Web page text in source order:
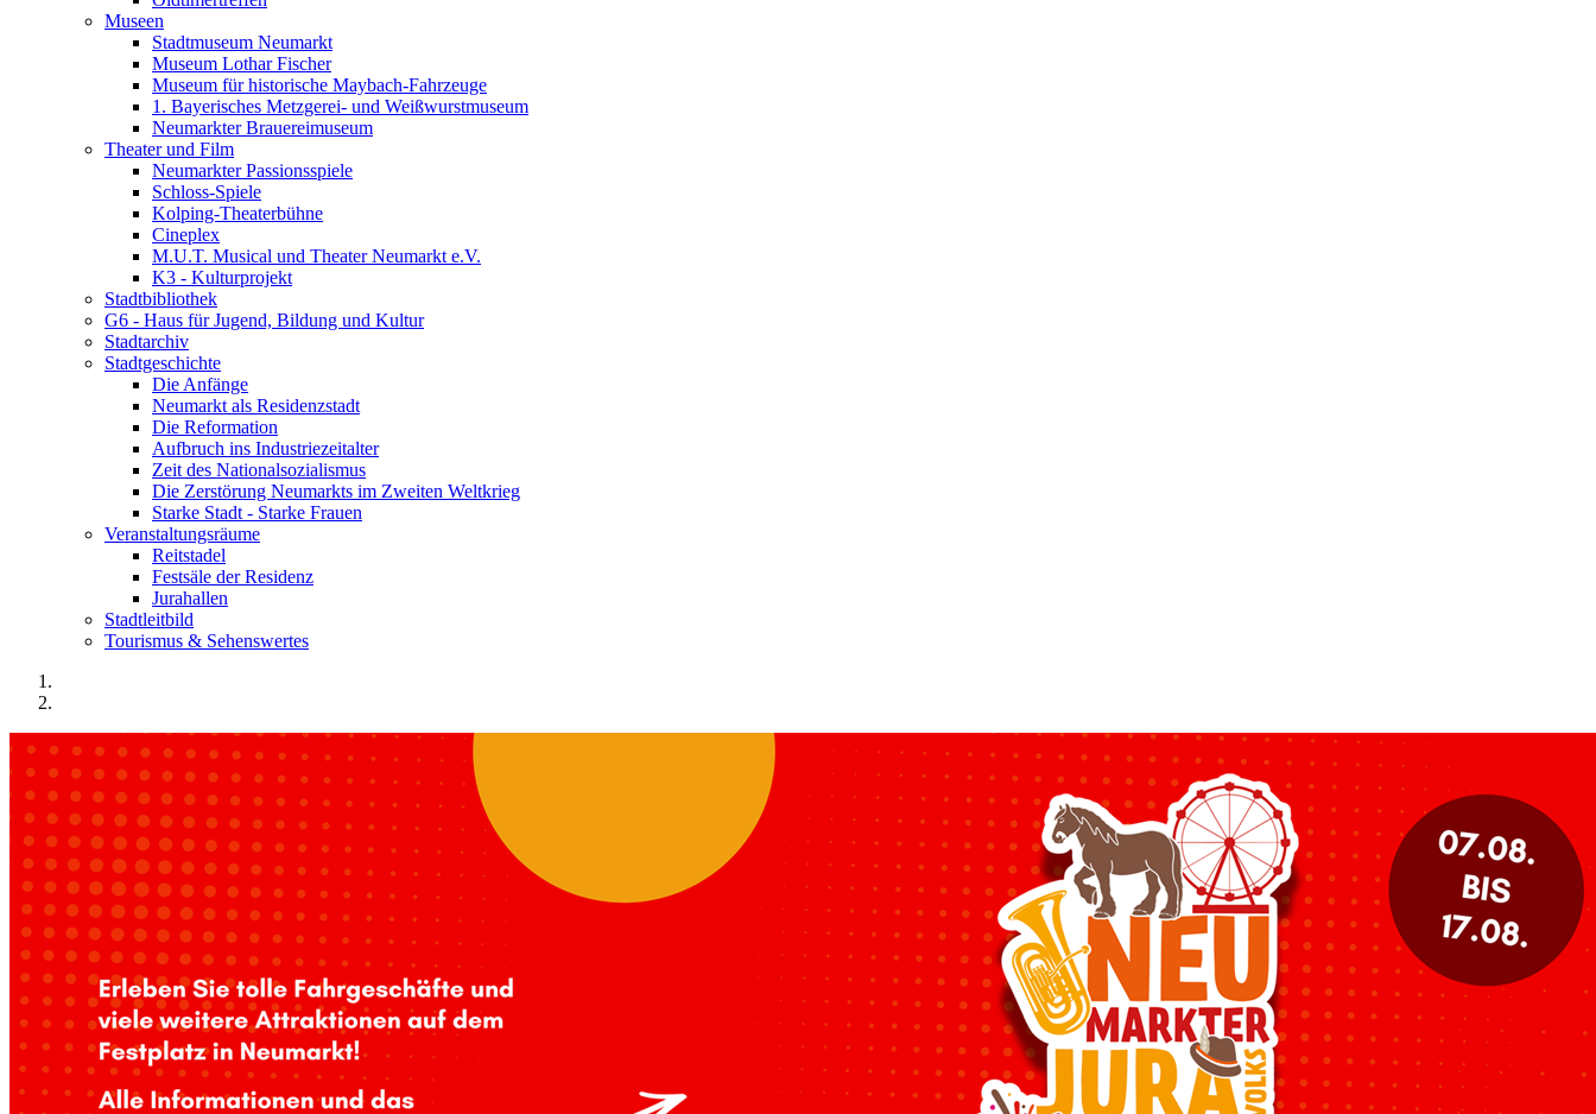
Museen
Stadtmuseum Neumarkt
Museum Lothar Fischer
Museum für historische Maybach-Fahrzeuge
1. Bayerisches Metzgerei- und Weißwurstmuseum
Neumarkter Brauereimuseum
Theater und Film
Neumarkter Passionsspiele
Schloss-Spiele
Kolping-Theaterbühne
Cineplex
M.U.T. Musical und Theater Neumarkt e.V.
K3 - Kulturprojekt
Stadtbibliothek
G6 - Haus für Jugend, Bildung und Kultur
Stadtarchiv
Stadtgeschichte
Die Anfänge
Neumarkt als Residenzstadt
Die Reformation
Aufbruch ins Industriezeitalter
Zeit des Nationalsozialismus
Die Zerstörung Neumarkts im Zweiten Weltkrieg
Starke Stadt - Starke Frauen
Veranstaltungsräume
Reitstadel
Festsäle der Residenz
Jurahallen
Stadtleitbild
Tourismus & Sehenswertes